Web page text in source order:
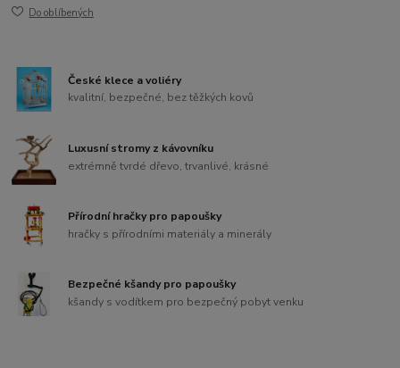
Do oblíbených
České klece a voliéry
kvalitní, bezpečné, bez těžkých kovů
Luxusní stromy z kávovníku
extrémně tvrdé dřevo, trvanlivé, krásné
Přírodní hračky pro papoušky
hračky s přírodními materiály a minerály
Bezpečné kšandy pro papoušky
kšandy s vodítkem pro bezpečný pobyt venku